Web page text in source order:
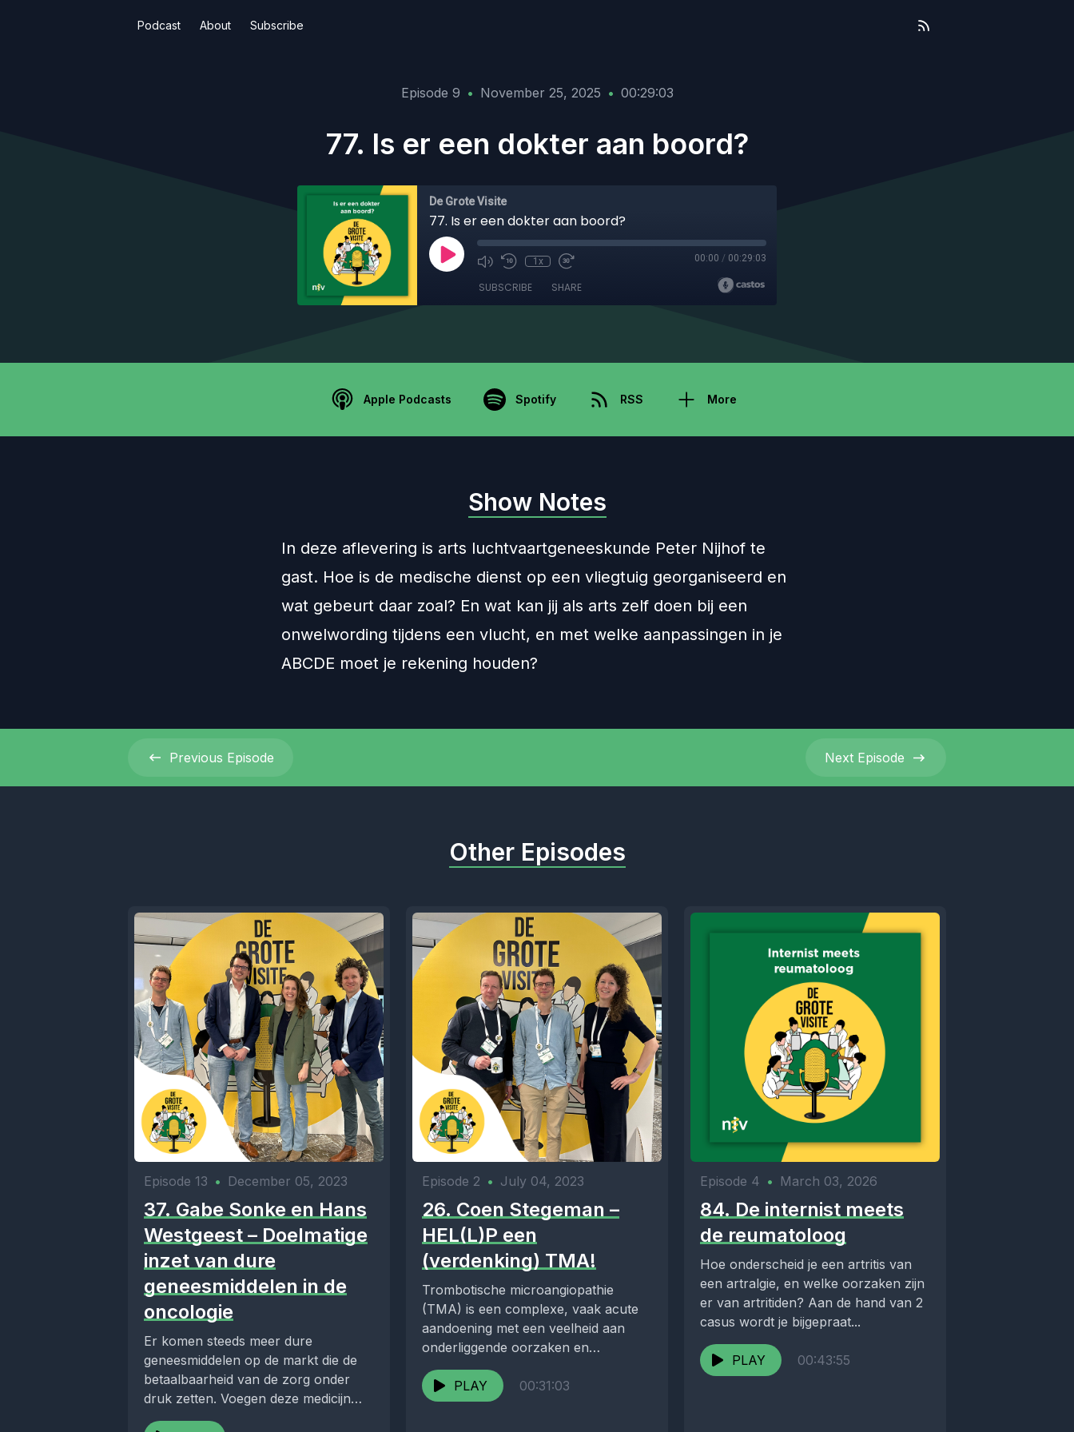
Podcast About Subscribe
Episode 9 • November 25, 2025 • 00:29:03
77. Is er een dokter aan boord?
De Grote Visite
77. Is er een dokter aan boord?
1x 00:00 / 00:29:03
SUBSCRIBE SHARE
Apple Podcasts Spotify RSS More
Show Notes
In deze aflevering is arts luchtvaartgeneeskunde Peter Nijhof te
gast. Hoe is de medische dienst op een vliegtuig georganiseerd en
wat gebeurt daar zoal? En wat kan jij als arts zelf doen bij een
onwelwording tijdens een vlucht, en met welke aanpassingen in je
ABCDE moet je rekening houden?
Previous Episode Next Episode
Other Episodes
Episode 13 • December 05, 2023
37. Gabe Sonke en Hans
Westgeest – Doelmatige
inzet van dure
geneesmiddelen in de
oncologie
Er komen steeds meer dure
geneesmiddelen op de markt die de
betaalbaarheid van de zorg onder
druk zetten. Voegen deze medicijn
altijd wat toe...
Episode 2 • July 04, 2023
26. Coen Stegeman –
HEL(L)P een
(verdenking) TMA!
Trombotische microangiopathie
(TMA) is een complexe, vaak acute
aandoening met een veelheid aan
onderliggende oorzaken en
beïnvloedende factoren. Deze
podcast gaat in op een...
PLAY 00:31:03
Episode 4 • March 03, 2026
84. De internist meets
de reumatoloog
Hoe onderscheid je een artritis van
een artralgie, en welke oorzaken zijn
er van artritiden? Aan de hand van 2
casus wordt je bijgepraat...
PLAY 00:43:55